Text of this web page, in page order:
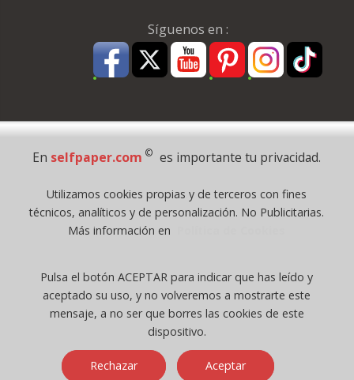
Síguenos en :
Pago Seguro
Todos los derechos reservados
©selfpaper.com, y las webs de ©gruposelfpaper.org están gestionadas, y
Registro Mercantil de Valencia ( España ) CEE:
Tomo 7263, Libro 4565, Folio 1, Sección 8, Hoja V-85203.
Móvil / Tablet - Bot mozilla/5.0 (linux; android 14; pixel 8)
applewebkit/537.36 (khtml, like gecko) chrome/131.0.0.0 mobile
En selfpaper.com © es importante tu privacidad.
Utilizamos cookies propias y de terceros con fines
técnicos, analíticos y de personalización. No Publicitarias.
Más información en
Pulsa el botón ACEPTAR para indicar que has leído y
aceptado su uso, y no volveremos a mostrarte este
mensaje, a no ser que borres las cookies de este
dispositivo.
Rechazar Aceptar